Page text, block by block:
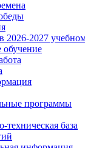
2026-2027
программы
техническая база